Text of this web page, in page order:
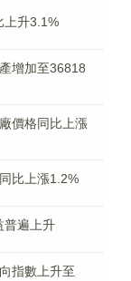
上升3.1%
增加至36818
價格同比上漲
比上漲1.2%
普遍上升
指數上升至